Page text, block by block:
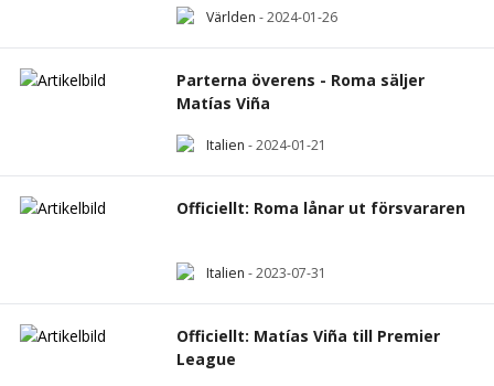
Världen -2024-01-26
Parterna överens - Roma säljer
Matías Viña
Italien -2024-01-21
Officiellt: Roma lånar ut försvararen
Italien -2023-07-31
Officiellt: Matías Viña till Premier
League